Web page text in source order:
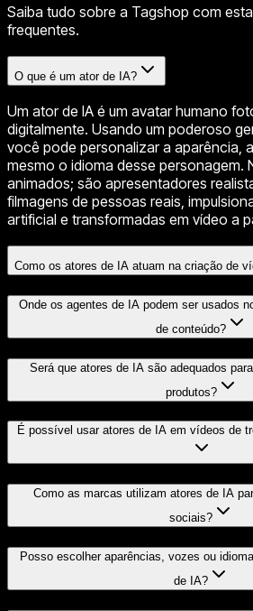
Saiba tudo sobre a Tagshop com
frequentes.
O que é um ator de IA?
Um ator de IA é um avatar humano
digitalmente. Usando um poderoso
você pode personalizar a aparência,
mesmo o idioma desse personagem.
animados; são apresentadores
filmagens de pessoas reais,
artificial e transformadas em vídeo a
Como os atores de IA atuam na criação de
Onde os agentes de IA podem ser usados
de conteúdo?
Será que atores de IA são adequados
produtos?
É possível usar atores de IA em vídeos de
Como as marcas utilizam atores de IA
sociais?
Posso escolher aparências, vozes ou
de IA?